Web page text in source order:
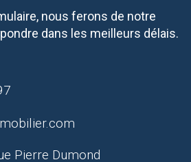
nous ferons de notre
dans les meilleurs délais.
Pierre Dumond